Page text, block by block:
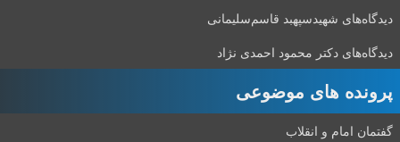
دیدگاه‌های شهید‌سپهبد قاسم‌سلیمانی
دیدگاه‌های دکتر محمود احمدی نژاد
پرونده های موضوعی
گفتمان امام و انقلاب